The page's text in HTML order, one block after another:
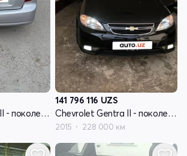
Chevrolet Gentra II - поколение
141 796 116 UZS
Chevrolet Gentra II - поколение
2015 228 000 км